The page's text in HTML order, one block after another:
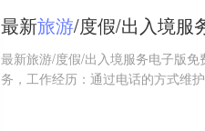
最新旅游/度假/出入境服
最新旅游/度假/出入境服务电子版
务，工作经历：通过电话的方式维